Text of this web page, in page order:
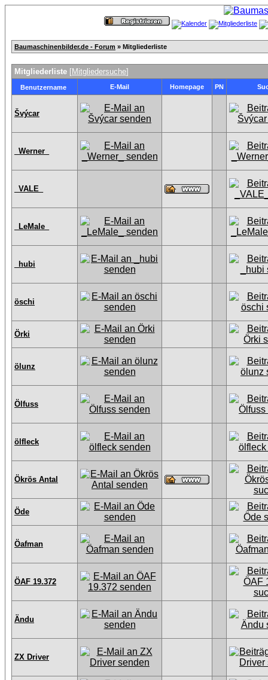
Baumaschinenbilder.de - Forum » Mitgliederliste
Mitgliederliste [Mitgliedersuche]
Benutzername E-Mail Homepage PN
Švýcar
_Werner_
_VALE_
_LeMale_
_hubi
öschi
Örki
ölunz
Ölfuss
ölfleck
Ökrös Antal
Öde
Öafman
ÖAF 19.372
Ändu
ZX Driver